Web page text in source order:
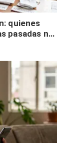
quienes
pasadas no
de